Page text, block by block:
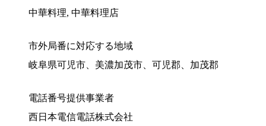
中華料理, 中華料理店
市外局番に対応する地域
岐阜県可児市、美濃加茂市、可児郡、加茂郡
電話番号提供事業者
西日本電信電話株式会社